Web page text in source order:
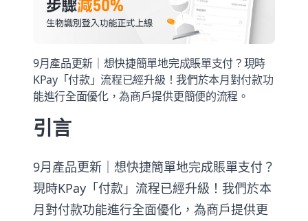
9月產品更新｜想快捷簡單地完成賬單支付？現時
KPay「付款」流程已經升級！我們於本月對付款功
能進行全面優化，為商戶提供更簡便的流程。
引言
9月產品更新｜想快捷簡單地完成賬單支付？
現時KPay「付款」流程已經升級！我們於本
月對付款功能進行全面優化，為商戶提供更